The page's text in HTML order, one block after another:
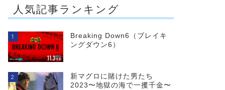
人気記事ランキング
1
Breaking Down6（ブレイキ
ングダウン6）
2
新マグロに賭けた男たち
2023〜地獄の海で一攫千金〜